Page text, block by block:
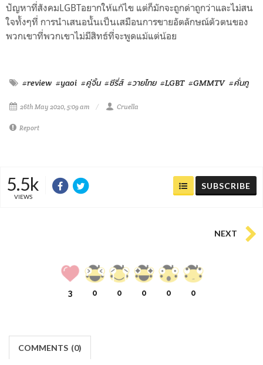
ปัญหาที่สังคมLGBTอยากให้แก้ไข แต่ก็มักจะถูกด่าถูกว่าและไม่สน
ใจทั้งๆที่ การนำเสนอนั้นเป็นเสมือนการขายอัตลักษณ์ตัวตนของ
พวกเขาที่พวกเขาไม่มีสิทธ์ที่จะพูดแม้แต่น้อย
#review #yaoi #คู่จิ้น #ซีรี่ส์ #วายไทย #LGBT #GMMTV #คั่นกู
26th May 2020, 5:09 am Cruella
Report
5.5k
VIEWS
SUBSCRIBE
NEXT
3 0 0 0 0 0
COMMENTS (0)